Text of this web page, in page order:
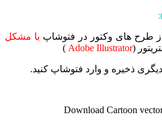
از طرح های وکتور در فتوشاپ با مشکل
(
Adobe Illustrator
)
ذخیره و وارد فتوشاپ کنید.
Download Cartoon